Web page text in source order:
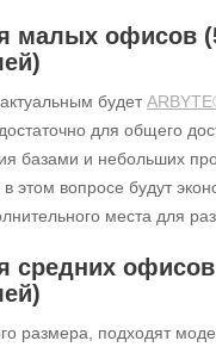
малых офисов
будет
для общего
базами и небольших
этом вопросе будут
места для
средних офисов
размера, подходят